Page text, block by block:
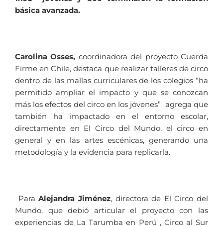
básica avanzada.
Carolina Osses, coordinadora del proyecto Cuerda
Firme en Chile, destaca que realizar talleres de circo
dentro de las mallas curriculares de los colegios “ha
permitido ampliar el impacto y que se conozcan
más los efectos del circo en los jóvenes” agrega que
también ha impactado en el entorno escolar,
directamente en El Circo del Mundo, el circo en
general y en las artes escénicas, generando una
metodología y la evidencia para replicarla.
ParaAlejandra Jiménez, directora de El Circo del
Mundo, que debió articular el proyecto con las
experiencias de La Tarumba en Perú , Circo al Sur